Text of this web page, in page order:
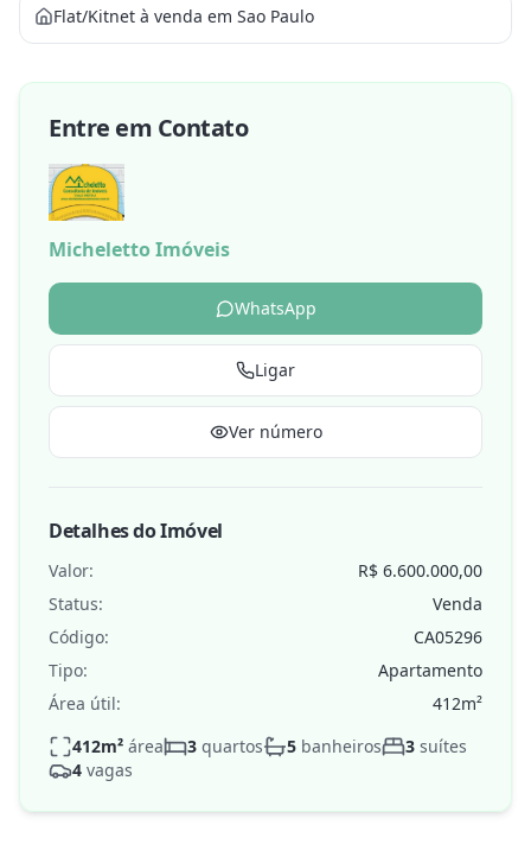
Flat/Kitnet à venda em Sao Paulo
Entre em Contato
Micheletto Imóveis
WhatsApp
Ligar
Ver número
Detalhes do Imóvel
Valor:
R$ 6.600.000,00
Status:
Venda
Código:
CA05296
Tipo:
Apartamento
Área útil:
412m²
412m² área 3 quartos 5 banheiros 3 suítes
4 vagas